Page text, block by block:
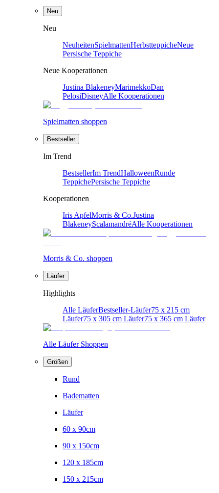
Neu
Neu
NeuheitenSpielmattenHerbstteppicheNeue
Persische Teppiche
Neue Kooperationen
Justina BlakeneyMarimekkoDan
PelosiDisneyAlle Kooperationen
Spielmatten shoppen
Bestseller
Im Trend
BestsellerIm TrendHalloweenRunde
TeppichePersische Teppiche
Kooperationen
Iris ApfelMorris & Co.Justina
BlakeneyScalamandréAlle Kooperationen
Morris & Co. shoppen
Läufer
Highlights
Alle LäuferBestseller-Läufer75 x 215 cm
Läufer75 x 305 cm Läufer75 x 365 cm Läufer
Alle Läufer Shoppen
Größen
Rund
Badematten
Läufer
60 x 90cm
90 x 150cm
120 x 185cm
150 x 215cm